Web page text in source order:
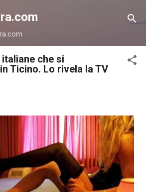
ai contenuti principali
che si
Ticino. Lo rivela la TV